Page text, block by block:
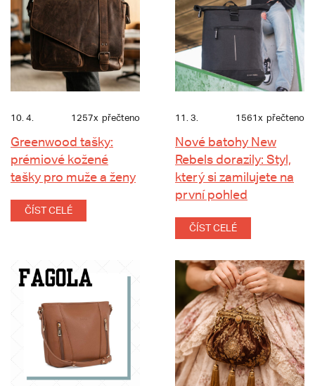
10. 4. 1257x přečteno
Greenwood tašky:
prémiové kožené
tašky pro muže a ženy
ČÍST CELÉ
11. 3. 1561x přečteno
Nové batohy New
Rebels dorazily: Styl,
který si zamilujete na
první pohled
ČÍST CELÉ